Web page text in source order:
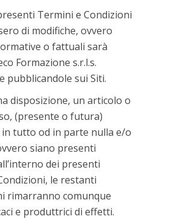
Termini e Condizioni
di modifiche, ovvero
o fattuali sarà
Formazione s.r.l.s.
pubblicandole sui Siti.
disposizione, un articolo o
(presente o futura)
in tutto od in parte nulla e/o
siano presenti
dei presenti
le restanti
rimarranno comunque
e produttrici di effetti.